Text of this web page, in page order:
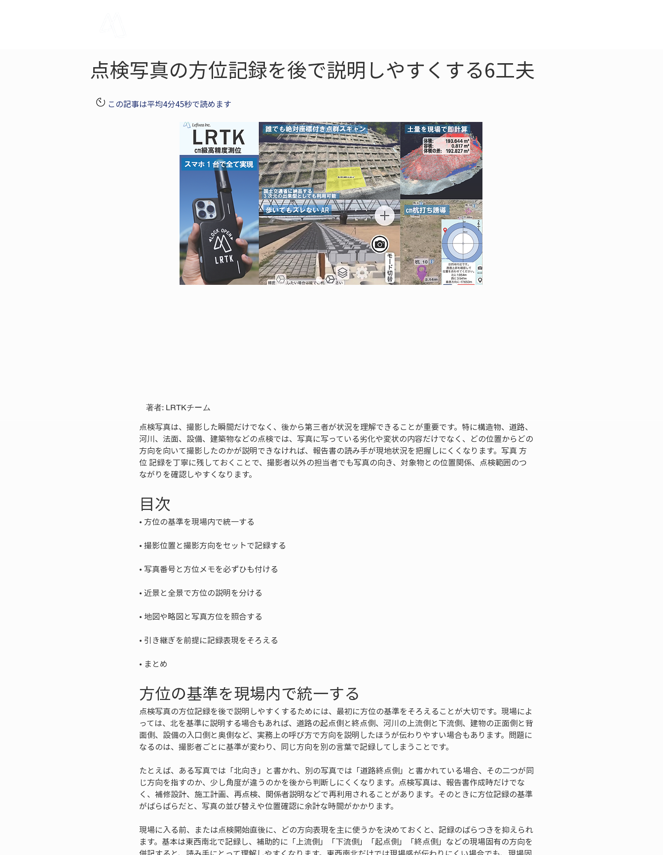
点検写真の方位記録を後で説明しやすくする6工夫
この記事は平均4分45秒で読めます
著者: LRTKチーム
点検写真は、撮影した瞬間だけでなく、後から第三者が状況を理解できることが重要です。特に構造物、道路、
河川、法面、設備、建築物などの点検では、写真に写っている劣化や変状の内容だけでなく、どの位置からどの
方向を向いて撮影したのかが説明できなければ、報告書の読み手が現地状況を把握しにくくなります。写真 方
位 記録を丁寧に残しておくことで、撮影者以外の担当者でも写真の向き、対象物との位置関係、点検範囲のつ
ながりを確認しやすくなります。
目次
•
•
•
•
•
•
• まとめ
方位の基準を現場内で統一する
点検写真の方位記録を後で説明しやすくするためには、最初に方位の基準をそろえることが大切です。現場によ
っては、北を基準に説明する場合もあれば、道路の起点側と終点側、河川の上流側と下流側、建物の正面側と背
面側、設備の入口側と奥側など、実務上の呼び方で方向を説明したほうが伝わりやすい場合もあります。問題に
なるのは、撮影者ごとに基準が変わり、同じ方向を別の言葉で記録してしまうことです。
たとえば、ある写真では「北向き」と書かれ、別の写真では「道路終点側」と書かれている場合、その二つが同
じ方向を指すのか、少し角度が違うのかを後から判断しにくくなります。点検写真は、報告書作成時だけでな
く、補修設計、施工計画、再点検、関係者説明などで再利用されることがあります。そのときに方位記録の基準
がばらばらだと、写真の並び替えや位置確認に余計な時間がかかります。
現場に入る前、または点検開始直後に、どの方向表現を主に使うかを決めておくと、記録のばらつきを抑えられ
ます。基本は東西南北で記録し、補助的に「上流側」「下流側」「起点側」「終点側」などの現場固有の方向を